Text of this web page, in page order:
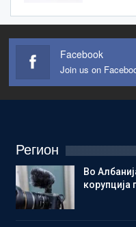
Facebook
Join us on
Регион
Во
корупција